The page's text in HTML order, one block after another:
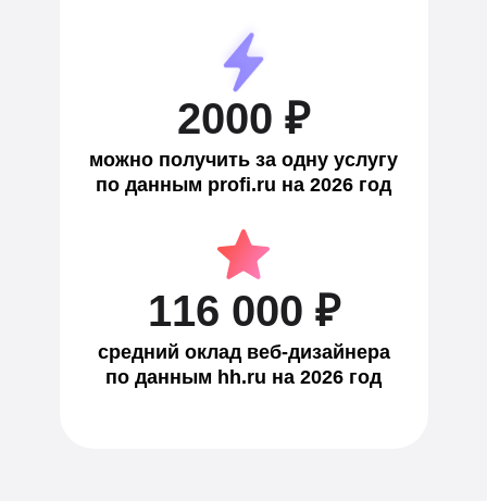
116 000 ₽
средний оклад веб-дизайнера
по данным hh.ru на 2026 год
2000 ₽
можно получить за одну услугу
по данным profi.ru на 2026 год